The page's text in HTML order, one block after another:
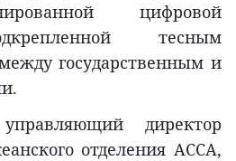
цифровой
тесным
государственным и
директор
отделения ACCA,